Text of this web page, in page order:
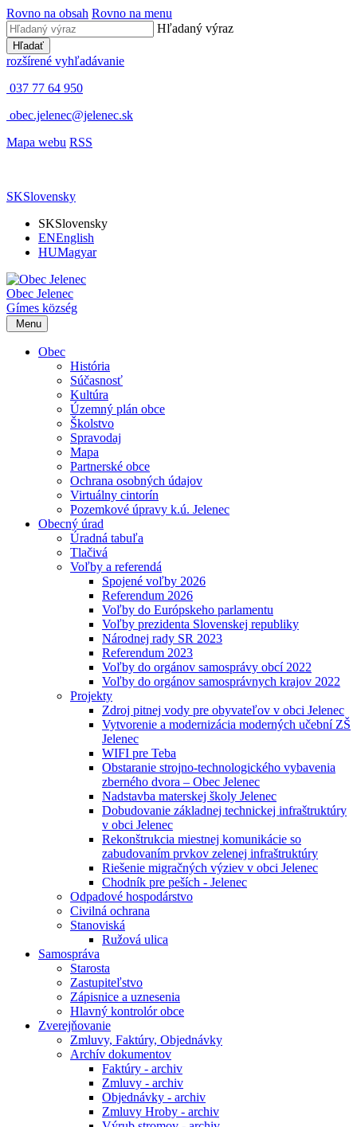
Rovno na obsah Rovno na menu
Hľadaný výraz
Hľadať
rozšírené vyhľadávanie
037 77 64 950
obec.jelenec@jelenec.sk
Mapa webu RSS
SKSlovensky
SKSlovensky
ENEnglish
HUMagyar
Obec Jelenec
Gímes község
Menu
Obec
História
Súčasnosť
Kultúra
Územný plán obce
Školstvo
Spravodaj
Mapa
Partnerské obce
Ochrana osobných údajov
Virtuálny cintorín
Pozemkové úpravy k.ú. Jelenec
Obecný úrad
Úradná tabuľa
Tlačivá
Voľby a referendá
Spojené voľby 2026
Referendum 2026
Voľby do Európskeho parlamentu
Voľby prezidenta Slovenskej republiky
Národnej rady SR 2023
Referendum 2023
Voľby do orgánov samosprávy obcí 2022
Voľby do orgánov samosprávnych krajov 2022
Projekty
Zdroj pitnej vody pre obyvateľov v obci Jelenec
Vytvorenie a modernizácia moderných učební ZŠ
Jelenec
WIFI pre Teba
Obstaranie strojno-technologického vybavenia
zberného dvora – Obec Jelenec
Nadstavba materskej školy Jelenec
Dobudovanie základnej technickej infraštruktúry
v obci Jelenec
Rekonštrukcia miestnej komunikácie so
zabudovaním prvkov zelenej infraštruktúry
Riešenie migračných výziev v obci Jelenec
Chodník pre peších - Jelenec
Odpadové hospodárstvo
Civilná ochrana
Stanoviská
Ružová ulica
Samospráva
Starosta
Zastupiteľstvo
Zápisnice a uznesenia
Hlavný kontrolór obce
Zverejňovanie
Zmluvy, Faktúry, Objednávky
Archív dokumentov
Faktúry - archiv
Zmluvy - archiv
Objednávky - archiv
Zmluvy Hroby - archiv